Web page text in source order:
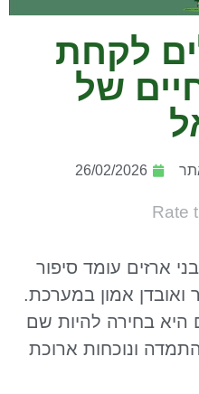
לקחת
של
26/02/2026
Rate
ארזים עומד סיפור
אמון במערכת.
היא בחירה להיות שם
ונוכחות ארוכת